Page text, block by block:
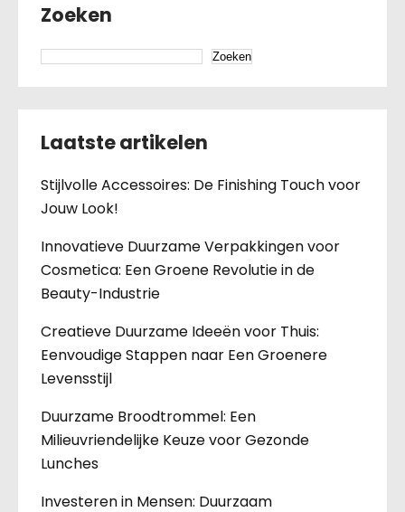
Zoeken
Zoeken
Laatste artikelen
Stijlvolle Accessoires: De Finishing Touch voor
Jouw Look!
Innovatieve Duurzame Verpakkingen voor
Cosmetica: Een Groene Revolutie in de
Beauty-Industrie
Creatieve Duurzame Ideeën voor Thuis:
Eenvoudige Stappen naar Een Groenere
Levensstijl
Duurzame Broodtrommel: Een
Milieuvriendelijke Keuze voor Gezonde
Lunches
Investeren in Mensen: Duurzaam